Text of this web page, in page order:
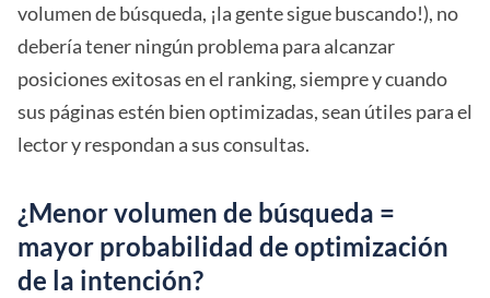
volumen de búsqueda, ¡la gente sigue buscando!), no
debería tener ningún problema para alcanzar
posiciones exitosas en el ranking, siempre y cuando
sus páginas estén bien optimizadas, sean útiles para el
lector y respondan a sus consultas.
¿Menor volumen de búsqueda =
mayor probabilidad de optimización
de la intención?